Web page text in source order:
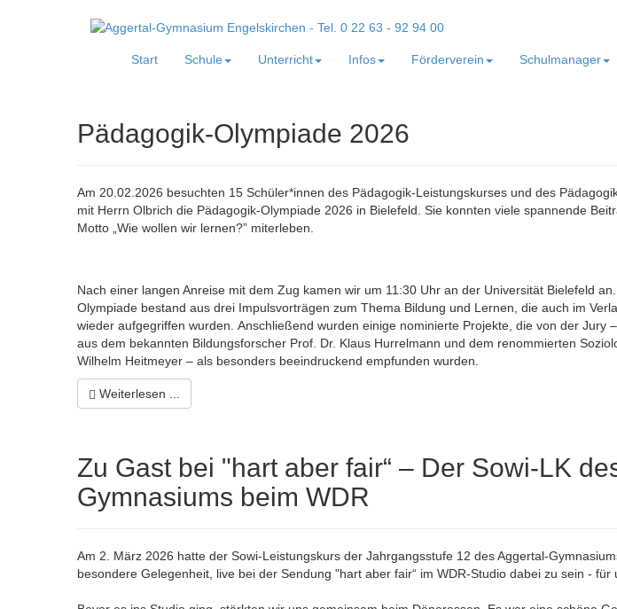
Start Schule Unterricht Infos Förderverein Schulmanager
Pädagogik-Olympiade 2026
Am 20.02.2026 besuchten 15 Schüler*innen des Pädagogik-Leistungskurses und des
mit Herrn Olbrich die Pädagogik-Olympiade 2026 in Bielefeld. Sie konnten viele spannende
Motto „Wie wollen wir lernen?” miterleben.
Nach einer langen Anreise mit dem Zug kamen wir um 11:30 Uhr an der Universität Bielefeld
Olympiade bestand aus drei Impulsvorträgen zum Thema Bildung und Lernen, die auch im
wieder aufgegriffen wurden. Anschließend wurden einige nominierte Projekte, die von der Jury
aus dem bekannten Bildungsforscher Prof. Dr. Klaus Hurrelmann und dem renommierten
Wilhelm Heitmeyer – als besonders beeindruckend empfunden wurden.
Weiterlesen ...
Zu Gast bei "hart aber fair“ – Der Sowi-LK
Gymnasiums beim WDR
Am 2. März 2026 hatte der Sowi-Leistungskurs der Jahrgangsstufe 12 des Aggertal-
besondere Gelegenheit, live bei der Sendung "hart aber fair“ im WDR-Studio dabei zu sein - für